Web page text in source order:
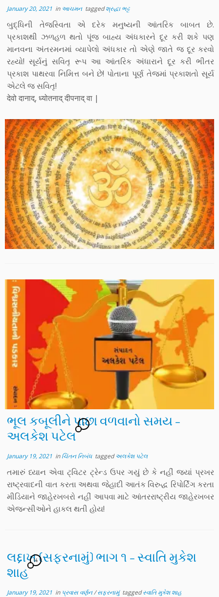
January 20, 2021 in આચમન taggedશ્રદ્ધા ભટ્ટ
બુદ્ધિની તેજસ્વિતા એ દરેક મનુષ્યની આંતરિક બાબત છે.
પ્રકાશથી ઝળહળ થતો પૂંજ બાહ્ય અંધકારને દૂર કરી શકે પણ
માનવના અંતરમનમાં વ્યાપેલો અંધકાર તો એણે જાતે જ દૂર કરવો
રહ્યો! સૂર્યનું સવિતૃ રૂપ આ આંતરિક અંધારાને દૂર કરી ભીતર
પ્રકાશ પાથરવા નિમિત્ત બને છે! પોતાના પૂર્ણ તેજમાં પ્રકાશતો સૂર્ય
એટલે જ સવિતૃ!
देवो दानाद्, ध्योतनाद् दीपनाद् वा |
ભૂલ કબૂલીને પાછા વળવાનો સમય –
અલકેશ પટેલ
1
January 19, 2021 inચિંતન નિબંધ taggedઅલકેશ પટેલ
તમારું ધ્યાન એવા ટ્વિટર ટ્રેન્ડ ઉપર ગયું છે કે નહીં જ્યાં પ્રખર
રાષ્ટ્રવાદની વાત કરતા અથવા જેહાદી આતંક વિરુદ્ધ રિપોર્ટિંગ કરતા
મીડિયાને જાહેરખબરો નહીં આપવા માટે આંતરરાષ્ટ્રીય જાહેરખબર
એજન્સીઓને હાકલ થતી હોય!
લદ્દાખ (સફરનામું) ભાગ ૧ – સ્વાતિ મુકેશ
શાહ
14
January 19, 2021 in પ્રવાસ વર્ણન/સફરનામું taggedસ્વાતિ મુકેશ શાહ